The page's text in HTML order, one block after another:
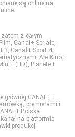
są online na
z całym
Canal+ Seriale,
3, Canal+ Sport 4,
Ale Kino+
(HD), Planete+
CANAL+:
premierami i
Polska:
na platformie
produkcji